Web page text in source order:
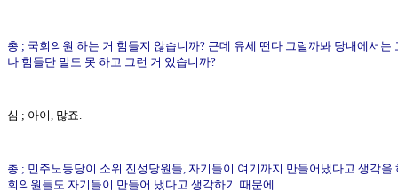
총 ; 국회의원 하는 거 힘들지 않습니까? 근데 유세 떤다 그럴까봐 당내에서는
나 힘들단 말도 못 하고 그런 거 있습니까?
심 ; 아이, 많죠.
총 ; 민주노동당이 소위 진성당원들, 자기들이 여기까지 만들어냈다고 생각을
회의원들도 자기들이 만들어 냈다고 생각하기 때문에..